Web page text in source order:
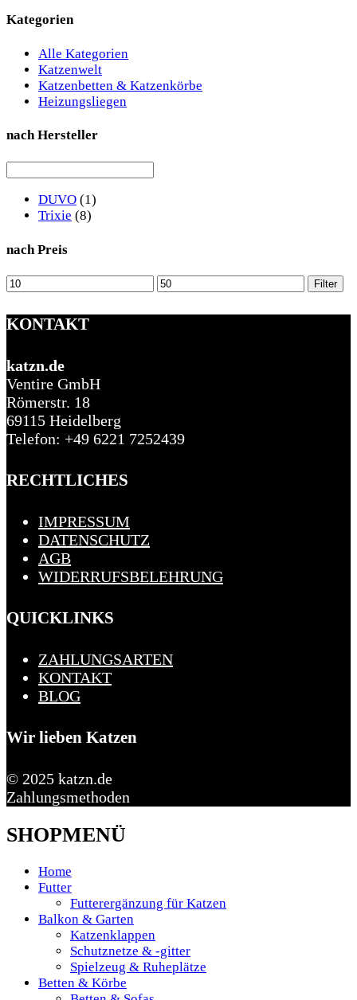
Kategorien
Alle Kategorien
Katzenwelt
Katzenbetten & Katzenkörbe
Heizungsliegen
nach Hersteller
DUVO (1)
Trixie (8)
nach Preis
Min.
Max.
Filter
KONTAKT
katzn.de
Ventire GmbH
Römerstr. 18
69115 Heidelberg
Telefon: +49 6221 7252439
RECHTLICHES
IMPRESSUM
DATENSCHUTZ
AGB
WIDERRUFSBELEHRUNG
QUICKLINKS
ZAHLUNGSARTEN
KONTAKT
BLOG
Wir lieben Katzen
© 2025 katzn.de
Zahlungsmethoden
SHOPMENÜ
Home
Futter
Futterergänzung für Katzen
Balkon & Garten
Katzenklappen
Schutznetze & -gitter
Spielzeug & Ruheplätze
Betten & Körbe